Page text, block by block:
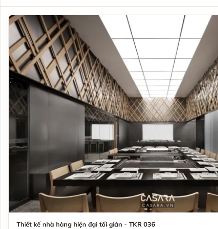
Thiết kế nhà hàng hiện đại tối giản - TKR 036